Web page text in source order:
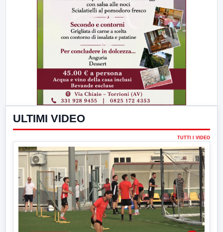
ULTIMI VIDEO
TUTTI I VIDEO